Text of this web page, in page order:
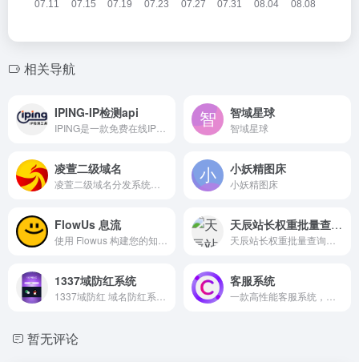
相关导航
IPING-IP检测api 智域星球
智域星球
凌萱二级域名 小妖精图床
小妖精图床
FlowUs 息流 天辰站长权重批量查询工具
1337域防红系统 客服系统
暂无评论